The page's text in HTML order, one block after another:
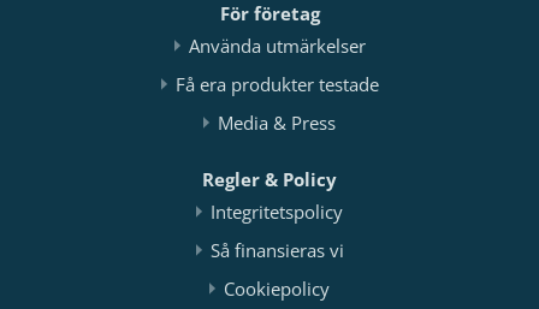
För företag
Använda utmärkelser
Få era produkter testade
Media & Press
Regler & Policy
Integritetspolicy
Så finansieras vi
Cookiepolicy